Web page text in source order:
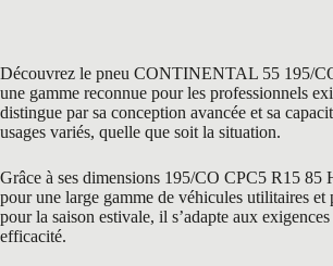
Découvrez le pneu CONTINENTAL 55 195/
une gamme reconnue pour les professionnels
distingue par sa conception avancée et sa
usages variés, quelle que soit la situation.
Grâce à ses dimensions 195/CO CPC5 R15 85
pour une large gamme de véhicules utilitaires et
pour la saison estivale, il s’adapte aux
efficacité.